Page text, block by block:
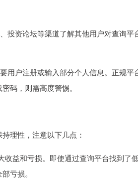
投资论坛等渠道了解其他用户对查询
用户注册或输入部分个人信息。正规
码，则需高度警惕。
理性，注意以下几点：
收益和亏损。即使通过查询平台找到了
亏损。